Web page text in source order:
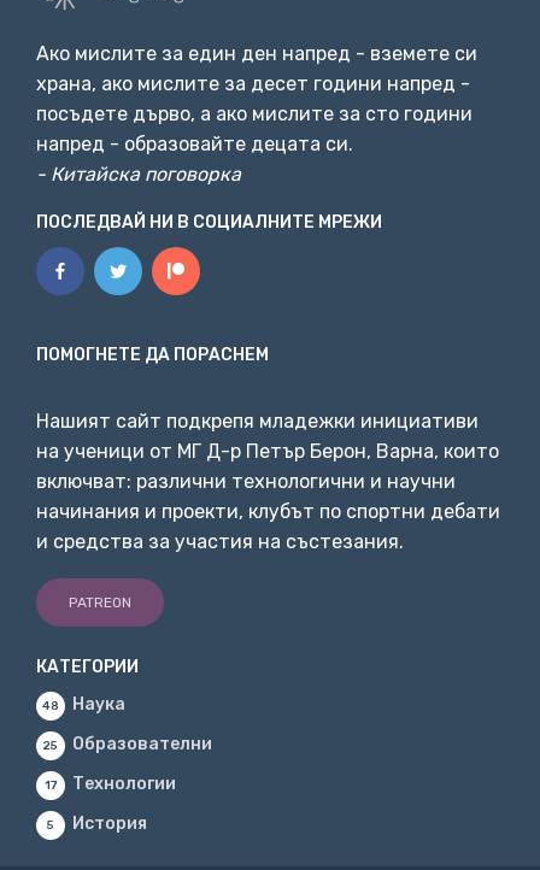
Ако мислите за един ден напред - вземете си
храна, ако мислите за десет години напред -
посъдете дърво, а ако мислите за сто години
напред - образовайте децата си.
- Китайска поговорка
ПОСЛЕДВАЙ НИ В СОЦИАЛНИТЕ МРЕЖИ
ПОМОГНЕТЕ ДА ПОРАСНЕМ
Нашият сайт подкрепя младежки инициативи
на ученици от МГ Д-р Петър Берон, Варна, които
включват: различни технологични и научни
начинания и проекти, клубът по спортни дебати
и средства за участия на състезания.
PATREON
КАТЕГОРИИ
Наука
48
Образователни
25
Технологии
17
История
5